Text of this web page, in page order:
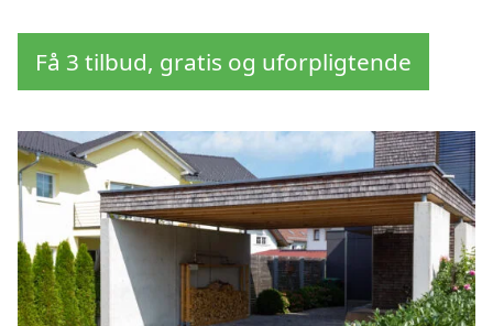
Få 3 tilbud, gratis og uforpligtende